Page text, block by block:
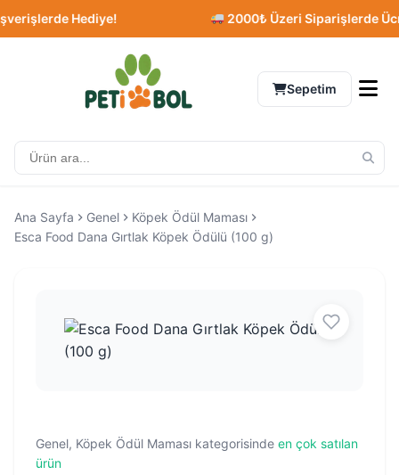
Hediye! 2000₺ Üzeri Siparişlerde
Sepetim
Ana Sayfa Genel
Köpek Ödül Maması
Esca Food Dana Gırtlak Köpek Ödülü (100 g)
Genel, Köpek Ödül Maması kategorisinde en çok satılan
ürün